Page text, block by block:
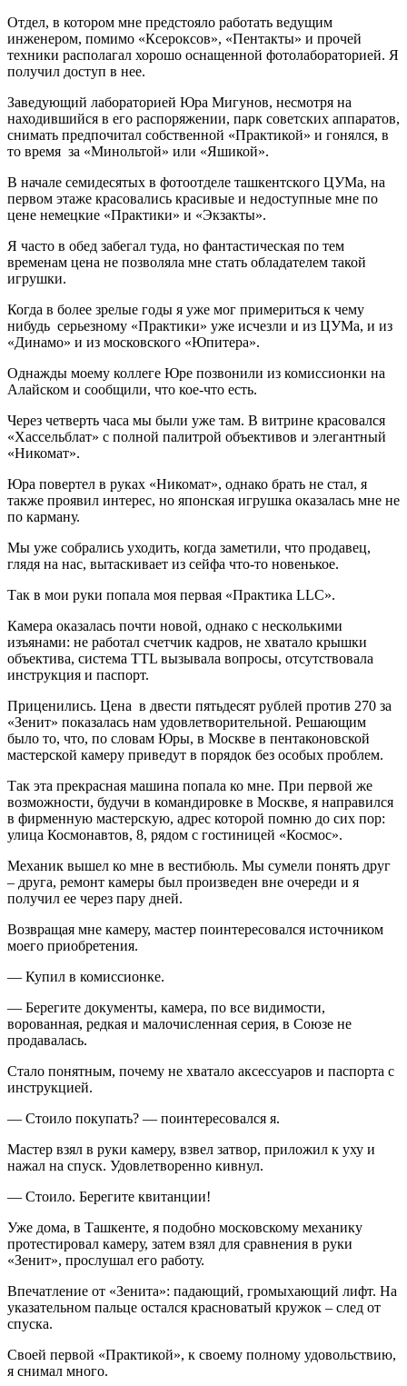
Отдел, в котором мне предстояло работать ведущим
инженером, помимо «Ксероксов», «Пентакты» и прочей
техники располагал хорошо оснащенной фотолабораторией. Я
получил доступ в нее.
Заведующий лабораторией Юра Мигунов, несмотря на
находившийся в его распоряжении, парк советских аппаратов,
снимать предпочитал собственной «Практикой» и гонялся, в
то время за «Минольтой» или «Яшикой».
В начале семидесятых в фотоотделе ташкентского ЦУМа, на
первом этаже красовались красивые и недоступные мне по
цене немецкие «Практики» и «Экзакты».
Я часто в обед забегал туда, но фантастическая по тем
временам цена не позволяла мне стать обладателем такой
игрушки.
Когда в более зрелые годы я уже мог примериться к чему
нибудь серьезному «Практики» уже исчезли и из ЦУМа, и из
«Динамо» и из московского «Юпитера».
Однажды моему коллеге Юре позвонили из комиссионки на
Алайском и сообщили, что кое-что есть.
Через четверть часа мы были уже там. В витрине красовался
«Хассельблат» с полной палитрой объективов и элегантный
«Никомат».
Юра повертел в руках «Никомат», однако брать не стал, я
также проявил интерес, но японская игрушка оказалась мне не
по карману.
Мы уже собрались уходить, когда заметили, что продавец,
глядя на нас, вытаскивает из сейфа что-то новенькое.
Так в мои руки попала моя первая «Практика LLC».
Камера оказалась почти новой, однако с несколькими
изъянами: не работал счетчик кадров, не хватало крышки
объектива, система TTL вызывала вопросы, отсутствовала
инструкция и паспорт.
Приценились. Цена в двести пятьдесят рублей против 270 за
«Зенит» показалась нам удовлетворительной. Решающим
было то, что, по словам Юры, в Москве в пентаконовской
мастерской камеру приведут в порядок без особых проблем.
Так эта прекрасная машина попала ко мне. При первой же
возможности, будучи в командировке в Москве, я направился
в фирменную мастерскую, адрес которой помню до сих пор:
улица Космонавтов, 8, рядом с гостиницей «Космос».
Механик вышел ко мне в вестибюль. Мы сумели понять друг
– друга, ремонт камеры был произведен вне очереди и я
получил ее через пару дней.
Возвращая мне камеру, мастер поинтересовался источником
моего приобретения.
— Купил в комиссионке.
— Берегите документы, камера, по все видимости,
ворованная, редкая и малочисленная серия, в Союзе не
продавалась.
Стало понятным, почему не хватало аксессуаров и паспорта с
инструкцией.
— Стоило покупать? — поинтересовался я.
Мастер взял в руки камеру, взвел затвор, приложил к уху и
нажал на спуск. Удовлетворенно кивнул.
— Стоило. Берегите квитанции!
Уже дома, в Ташкенте, я подобно московскому механику
протестировал камеру, затем взял для сравнения в руки
«Зенит», прослушал его работу.
Впечатление от «Зенита»: падающий, громыхающий лифт. На
указательном пальце остался красноватый кружок – след от
спуска.
Своей первой «Практикой», к своему полному удовольствию,
я снимал много.